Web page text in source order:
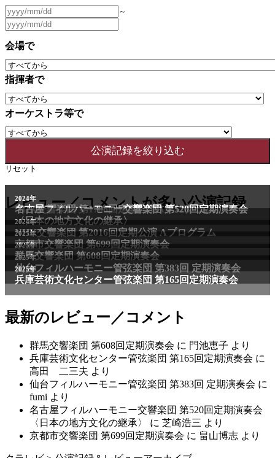
～
会場で
指揮者で
オーケストラ等で
リセット
レビュー／コメントが多い公演記録
2011年
NHK交響楽団 第1706回定期公演Aプログラム
2024年
名古屋フィルハーモニー交響楽団 第520回定期演奏会
〈日本の地方文化の継承〉
2024年
NHK交響楽団 第2016回定期公演 Aプログラム
2025年
京都市交響楽団 第699回定期演奏会
2025年
群馬交響楽団 第608回定期演奏会
2025年
仙台フィルハーモニー管弦楽団 第383回 定期演奏会
2025年
兵庫芸術文化センター管弦楽団 第165回定期演奏会
最新のレビュー／コメント
群馬交響楽団 第608回定期演奏会 に 門池恵子 より
兵庫芸術文化センター管弦楽団 第165回定期演奏会 に
高田 二三夫 より
仙台フィルハーモニー管弦楽団 第383回 定期演奏会 に
fumi より
名古屋フィルハーモニー交響楽団 第520回定期演奏会
〈日本の地方文化の継承〉
に 芝崎浩三 より
京都市交響楽団 第699回定期演奏会 に 畠山博志 より